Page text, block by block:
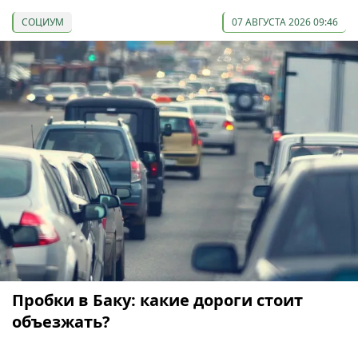
СОЦИУМ 07 АВГУСТА 2026 09:46
Пробки в Баку: какие дороги стоит
объезжать?